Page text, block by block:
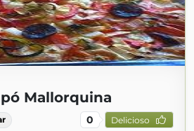
Mallorquina
0 Delicioso